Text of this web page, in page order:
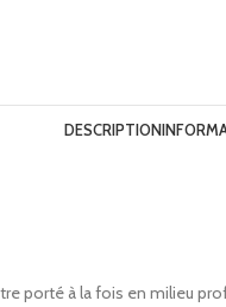
DESCRIPTION
porté à la fois en milieu